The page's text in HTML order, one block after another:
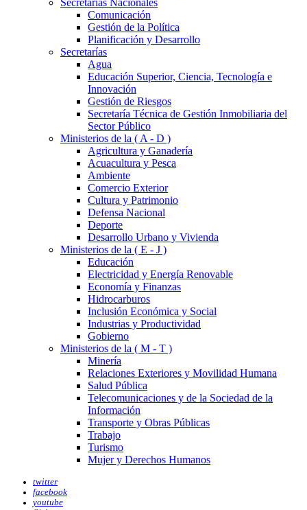
Secretarías Nacionales
Comunicación
Gestión de la Política
Planificación y Desarrollo
Secretarías
Agua
Educación Superior, Ciencia, Tecnología e
Innovación
Gestión de Riesgos
Secretaría Técnica de Gestión Inmobiliaria del
Sector Público
Ministerios de la ( A - D )
Agricultura y Ganadería
Acuacultura y Pesca
Ambiente
Comercio Exterior
Cultura y Patrimonio
Defensa Nacional
Deporte
Desarrollo Urbano y Vivienda
Ministerios de la ( E - J )
Educación
Electricidad y Energía Renovable
Economía y Finanzas
Hidrocarburos
Inclusión Económica y Social
Industrias y Productividad
Gobierno
Ministerios de la ( M - T )
Minería
Relaciones Exteriores y Movilidad Humana
Salud Pública
Telecomunicaciones y de la Sociedad de la
Información
Transporte y Obras Públicas
Trabajo
Turismo
Mujer y Derechos Humanos
twitter
facebook
youtube